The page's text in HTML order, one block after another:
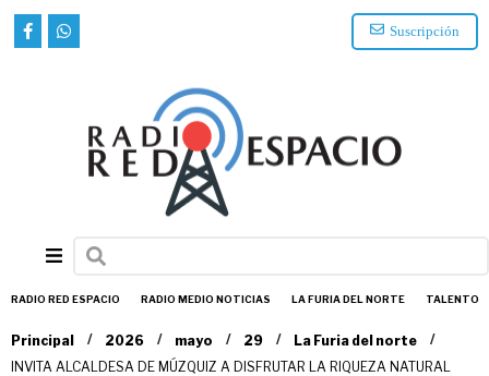
Suscripción
RADIO RED ESPACIO RADIO MEDIO NOTICIAS LA FURIA DEL NORTE TALENTO
Principal / 2026 / mayo / 29 / La Furia del norte
/
INVITA ALCALDESA DE MÚZQUIZ A DISFRUTAR LA RIQUEZA NATURAL